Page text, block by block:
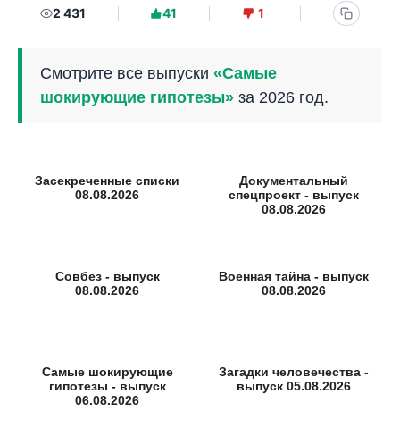
2 431 41 1
Смотрите все выпуски «Самые
шокирующие гипотезы» за 2026 год.
Засекреченные списки
08.08.2026
Документальный
спецпроект - выпуск
08.08.2026
Совбез - выпуск
08.08.2026
Военная тайна - выпуск
08.08.2026
Самые шокирующие
гипотезы - выпуск
06.08.2026
Загадки человечества -
выпуск 05.08.2026